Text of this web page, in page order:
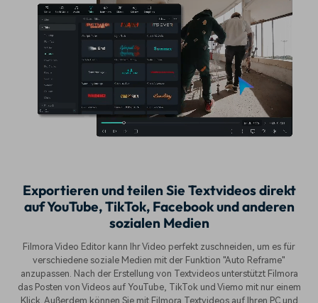
Exportieren und teilen Sie Textvideos direkt
auf YouTube, TikTok, Facebook und anderen
sozialen Medien
Filmora Video Editor kann Ihr Video perfekt zuschneiden, um es für
verschiedene soziale Medien mit der Funktion "Auto Reframe"
anzupassen. Nach der Erstellung von Textvideos unterstützt Filmora
das Posten von Videos auf YouTube, TikTok und Viemo mit nur einem
Klick. Außerdem können Sie mit Filmora Textvideos auf Ihren PC und